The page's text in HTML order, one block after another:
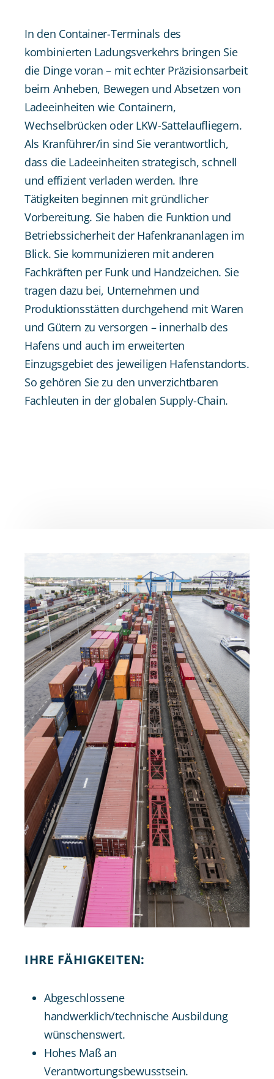
In den Container-Terminals des
kombinierten Ladungsverkehrs bringen Sie
die Dinge voran – mit echter Präzisionsarbeit
beim Anheben, Bewegen und Absetzen von
Ladeeinheiten wie Containern,
Wechselbrücken oder LKW-Sattelaufliegern.
Als Kranführer/in sind Sie verantwortlich,
dass die Ladeeinheiten strategisch, schnell
und effizient verladen werden. Ihre
Tätigkeiten beginnen mit gründlicher
Vorbereitung. Sie haben die Funktion und
Betriebssicherheit der Hafenkrananlagen im
Blick. Sie kommunizieren mit anderen
Fachkräften per Funk und Handzeichen. Sie
tragen dazu bei, Unternehmen und
Produktionsstätten durchgehend mit Waren
und Gütern zu versorgen – innerhalb des
Hafens und auch im erweiterten
Einzugsgebiet des jeweiligen Hafenstandorts.
So gehören Sie zu den unverzichtbaren
Fachleuten in der globalen Supply-Chain.
IHRE FÄHIGKEITEN:
Abgeschlossene
handwerklich/technische Ausbildung
wünschenswert.
Hohes Maß an
Verantwortungsbewusstsein.